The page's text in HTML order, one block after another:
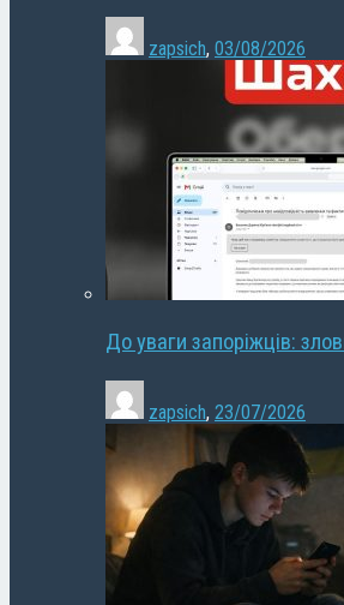
zapsich, 03/08/2026
До уваги запоріжців:
zapsich, 23/07/2026